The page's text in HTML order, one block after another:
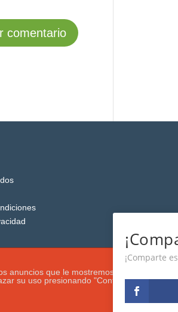
que le mostremos de acuerdo con
su uso presionando "Configuración".
¡Comparte